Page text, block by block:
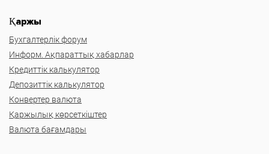
Қаржы
Бухгалтерлік форум
Информ. Ақпараттық хабарлар
Кредиттік калькулятор
Депозиттік калькулятор
Конвертер валюта
Қаржылық көрсеткіштер
Валюта бағамдары